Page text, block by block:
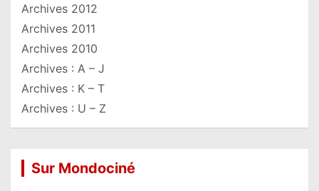
Archives 2012
Archives 2011
Archives 2010
Archives : A – J
Archives : K – T
Archives : U – Z
Sur Mondociné